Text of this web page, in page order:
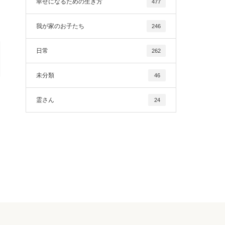
幸せになるための生き方 477
我が家のお子たち 246
日常 262
未分類 46
霊さん 24